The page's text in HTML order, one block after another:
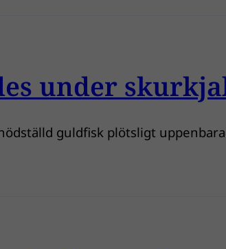
under
guldfisk plötsligt